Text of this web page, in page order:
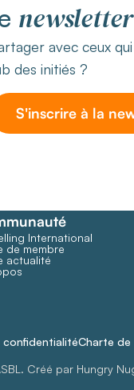
newsletter
avec ceux
des initiés ?
S'inscrire à la
International
de membre
actualité
Charte de
Créé par Hungry